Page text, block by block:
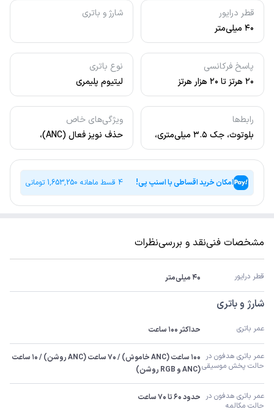
قطر درایور
۴۰ میلی‌متر
شارژ و باتری
پاسخ فرکانسی
۲۰ هرتز تا ۲۰ هزار هرتز
نوع باتری
لیتیوم پلیمری
رابط‌ها
بلوتوث، جک ۳.۵ میلی‌متری،
Type-C
ویژگی‌های خاص
حذف نویز فعال (ANC)،
نورپردازی RGB، طراحی
انعطاف‌پذیر
امکان خرید اقساطی با اسنپ پی! 4 قسط ماهانه 1,653,250 تومانی
مشخصات فنینقد و بررسینظرات
قطر درایور ۴۰ میلی‌متر
شارژ و باتری
عمر باتری حداکثر ۱۰۰ ساعت
حالت پخش موسیقی(ANC و RGB روشن)
حالت مکالمه
حدود ۶۰ تا ۷۰ ساعت